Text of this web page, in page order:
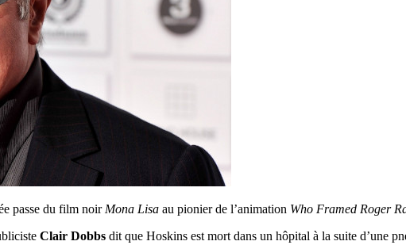
passe du film noir Mona Lisa au pionier de l’animation Who Framed Roger
Clair Dobbs dit que Hoskins est mort dans un hôpital à la suite d’une